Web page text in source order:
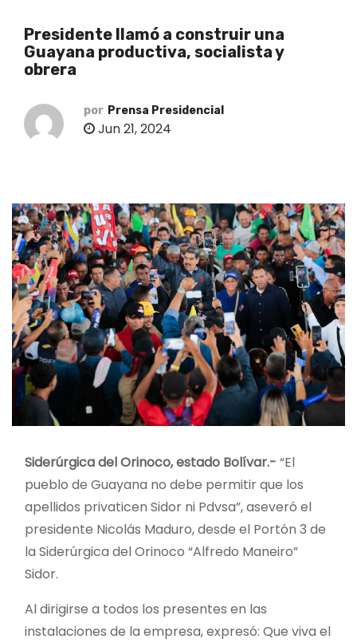
Presidente llamó a construir una
Guayana productiva, socialista y
obrera
por Prensa Presidencial
Jun 21, 2024
Siderúrgica del Orinoco, estado Bolívar.- “El
pueblo de Guayana no debe permitir que los
apellidos privaticen Sidor ni Pdvsa”, aseveró el
presidente Nicolás Maduro, desde el Portón 3 de
la Siderúrgica del Orinoco “Alfredo Maneiro”
Sidor.
Al dirigirse a todos los presentes en las
instalaciones de la empresa, expresó: Que viva el